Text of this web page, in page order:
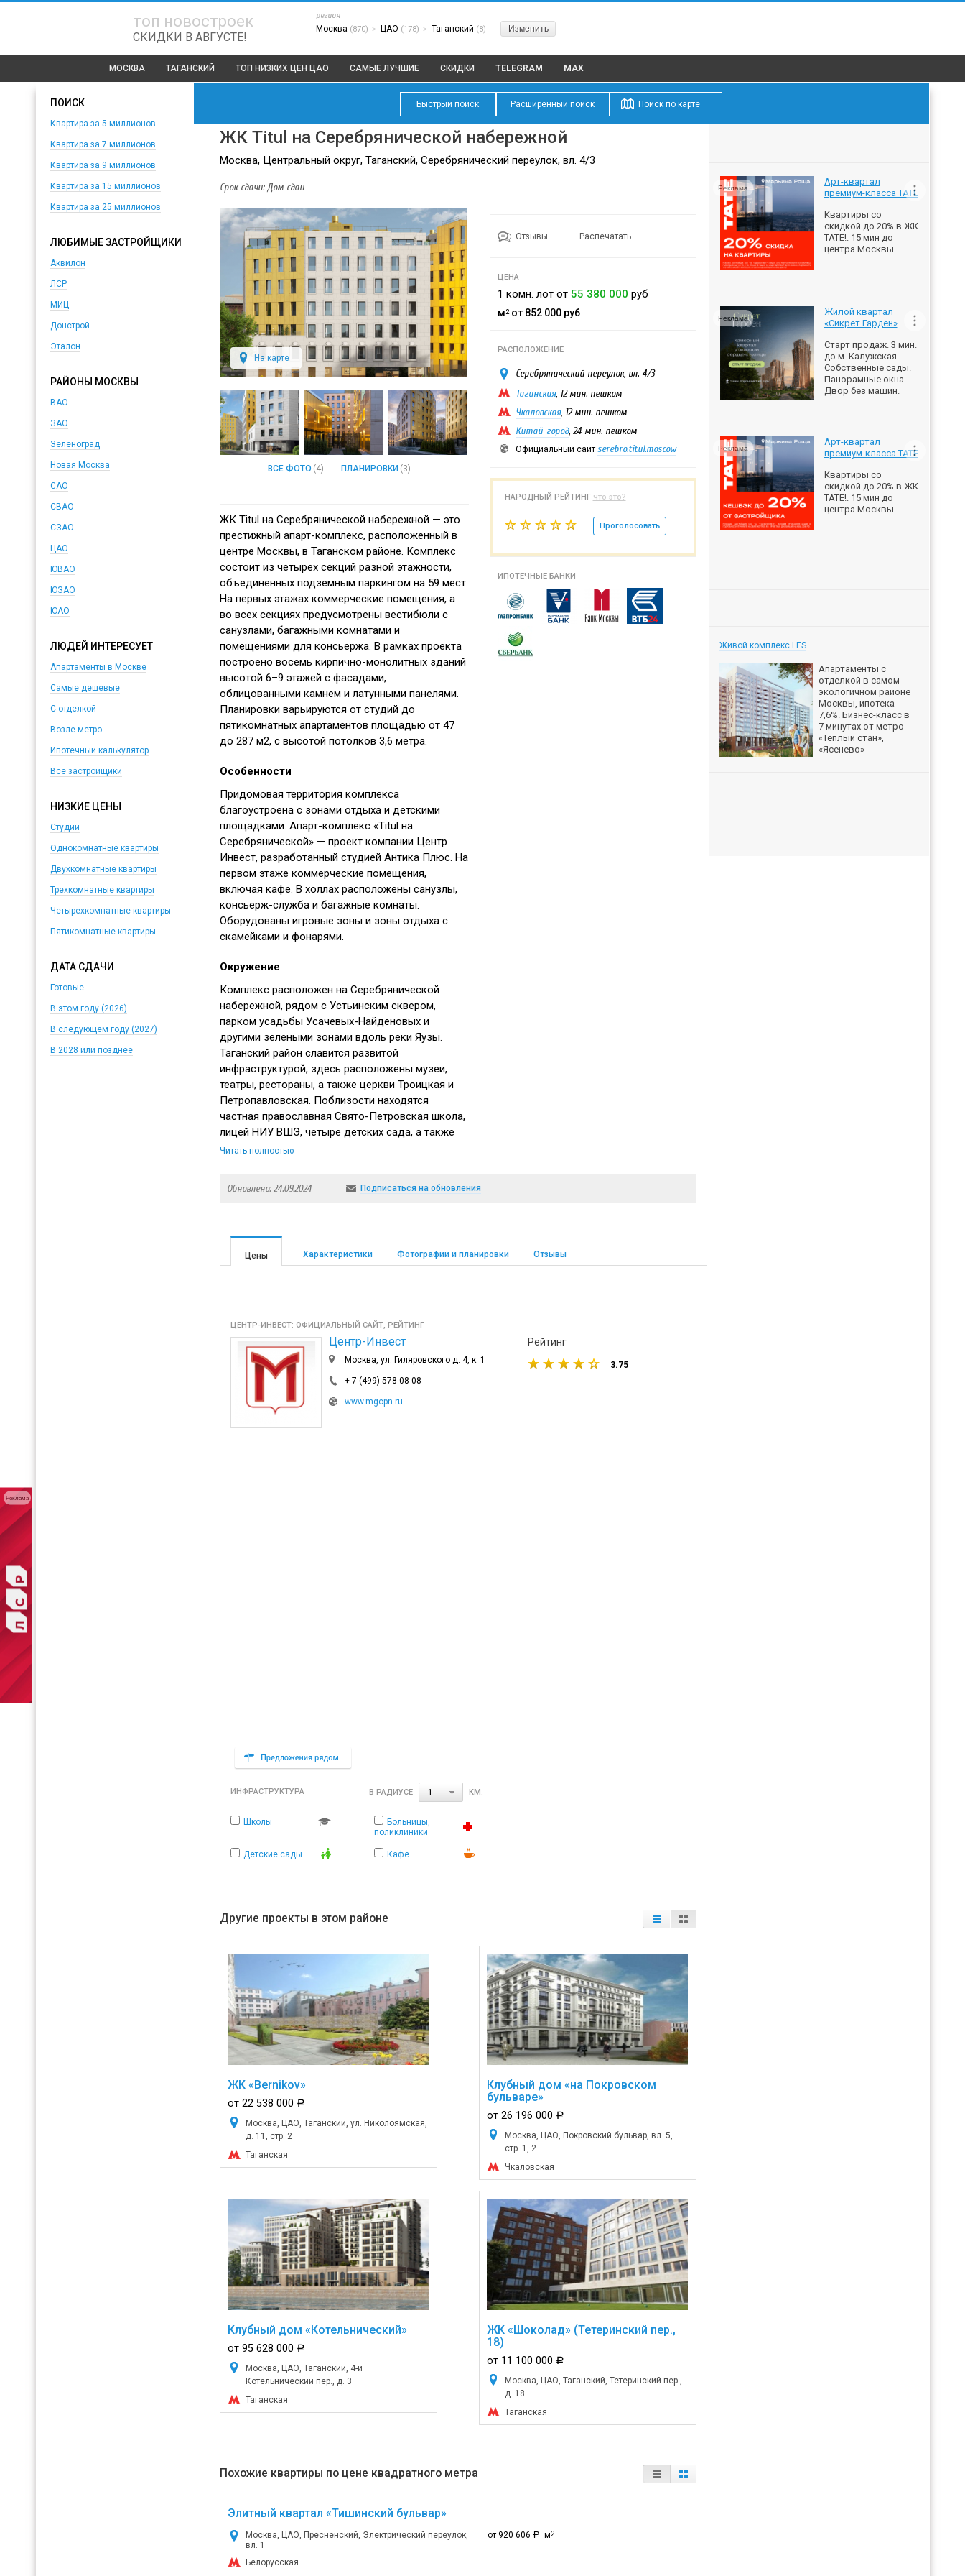
топ новостроек
СКИДКИ В АВГУСТЕ!
регион
Москва (870) > ЦАО (178) > Таганский (8) Изменить
МОСКВА ТАГАНСКИЙ ТОП НИЗКИХ ЦЕН ЦАО САМЫЕ ЛУЧШИЕ СКИДКИ TELEGRAM MAX
ПОИСК
Квартира за 5 миллионов
Квартира за 7 миллионов
Квартира за 9 миллионов
Квартира за 15 миллионов
Квартира за 25 миллионов
ЛЮБИМЫЕ ЗАСТРОЙЩИКИ
Аквилон
ЛСР
МИЦ
Донстрой
Эталон
РАЙОНЫ МОСКВЫ
ВАО
ЗАО
Зеленоград
Новая Москва
САО
СВАО
СЗАО
ЦАО
ЮВАО
ЮЗАО
ЮАО
ЛЮДЕЙ ИНТЕРЕСУЕТ
Апартаменты в Москве
Самые дешевые
С отделкой
Возле метро
Ипотечный калькулятор
Все застройщики
НИЗКИЕ ЦЕНЫ
Студии
Однокомнатные квартиры
Двухкомнатные квартиры
Трехкомнатные квартиры
Четырехкомнатные квартиры
Пятикомнатные квартиры
ДАТА СДАЧИ
Готовые
В этом году (2026)
В следующем году (2027)
В 2028 или позднее
Быстрый поиск Расширенный поиск Поиск по карте
ЖК Titul на Серебрянической набережной
Москва, Центральный округ, Таганский, Серебрянический переулок, вл. 4/3
Срок сдачи: Дом сдан
Отзывы Распечатать
На карте
ВСЕ ФОТО (4) ПЛАНИРОВКИ (3)
ЖК Titul на Серебрянической набережной — это
престижный апарт-комплекс, расположенный в
центре Москвы, в Таганском районе. Комплекс
состоит из четырех секций разной этажности,
объединенных подземным паркингом на 59 мест.
На первых этажах коммерческие помещения, а
во всех секциях предусмотрены вестибюли с
санузлами, багажными комнатами и
помещениями для консьержа. В рамках проекта
построено восемь кирпично-монолитных зданий
высотой 6–9 этажей с фасадами,
облицованными камнем и латунными панелями.
Планировки варьируются от студий до
пятикомнатных апартаментов площадью от 47
до 287 м2, с высотой потолков 3,6 метра.
Особенности
Придомовая территория комплекса
благоустроена с зонами отдыха и детскими
площадками. Апарт-комплекс «Titul на
Серебрянической» — проект компании Центр
Инвест, разработанный студией Антика Плюс. На
первом этаже коммерческие помещения,
включая кафе. В холлах расположены санузлы,
консьерж-служба и багажные комнаты.
Оборудованы игровые зоны и зоны отдыха с
скамейками и фонарями.
Окружение
Комплекс расположен на Серебрянической
набережной, рядом с Устьинским сквером,
парком усадьбы Усачевых-Найденовых и
другими зелеными зонами вдоль реки Яузы.
Таганский район славится развитой
инфраструктурой, здесь расположены музеи,
театры, рестораны, а также церкви Троицкая и
Петропавловская. Поблизости находятся
частная православная Свято-Петровская школа,
лицей НИУ ВШЭ, четыре детских сада, а также
торговый центр Атриум, до которого можно
Читать полностью
ЦЕНА
1 комн. лот от 55 380 000 руб
м 2 от 852 000 руб
РАСПОЛОЖЕНИЕ
Серебрянический переулок, вл. 4/3
Таганская, 12 мин. пешком
Чкаловская, 12 мин. пешком
Китай-город, 24 мин. пешком
Официальный сайт serebro.titul.moscow
НАРОДНЫЙ РЕЙТИНГ что это?
Проголосовать
ИПОТЕЧНЫЕ БАНКИ
Обновлено: 24.09.2024 Подписаться на обновления
Цены Характеристики Фотографии и планировки Отзывы
ЦЕНТР-ИНВЕСТ: ОФИЦИАЛЬНЫЙ САЙТ, РЕЙТИНГ
Центр-Инвест
Москва, ул. Гиляровского д. 4, к. 1
+ 7 (499) 578-08-08
www.mgcpn.ru
Рейтинг
3.75
ИНФРАСТРУКТУРА В РАДИУСЕ 1 КМ.
Школы
Больницы,
поликлиники
Детские сады Кафе
Другие проекты в этом районе
ЖК «Bernikov»
от 22 538 000 a
Москва, ЦАО, Таганский, ул. Николоямская,
д. 11, стр. 2
Таганская
Клубный дом «на Покровском
бульваре»
от 26 196 000 a
Москва, ЦАО, Покровский бульвар, вл. 5,
стр. 1, 2
Чкаловская
Клубный дом «Котельнический»
от 95 628 000 a
Москва, ЦАО, Таганский, 4-й
Котельнический пер., д. 3
Таганская
ЖК «Шоколад» (Тетеринский пер.,
18)
от 11 100 000 a
Москва, ЦАО, Таганский, Тетеринский пер.,
д. 18
Таганская
Похожие квартиры по цене квадратного метра
Элитный квартал «Тишинский бульвар»
от 920 606 a м2
Москва, ЦАО, Пресненский, Электрический переулок,
вл. 1
Белорусская
Реклама
Арт-квартал
премиум-класса ТАТЕ
Квартиры со
скидкой до 20% в ЖК
ТАТЕ!. 15 мин до
центра Москвы
Реклама
Жилой квартал
«Сикрет Гарден»
Старт продаж. 3 мин.
до м. Калужская.
Собственные сады.
Панорамные окна.
Двор без машин.
Реклама
Арт-квартал
премиум-класса ТАТЕ
Квартиры со
скидкой до 20% в ЖК
ТАТЕ!. 15 мин до
центра Москвы
Реклама
Живой комплекс LES
Апартаменты с
отделкой в самом
экологичном районе
Москвы, ипотека
7,6%. Бизнес-класс в
7 минутах от метро
«Тёплый стан»,
«Ясенево»